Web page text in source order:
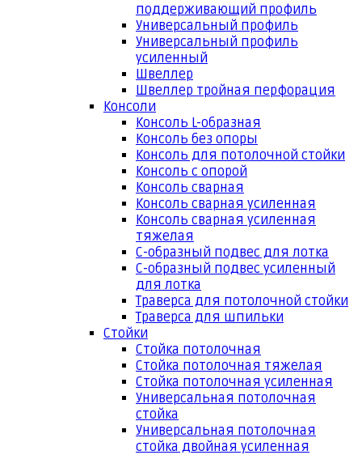
поддерживающий профиль
Универсальный профиль
Универсальный профиль
усиленный
Швеллер
Швеллер тройная перфорация
Консоли
Консоль L-образная
Консоль без опоры
Консоль для потолочной стойки
Консоль с опорой
Консоль сварная
Консоль сварная усиленная
Консоль сварная усиленная
тяжелая
С-образный подвес для лотка
С-образный подвес усиленный
для лотка
Траверса для потолочной стойки
Траверса для шпильки
Стойки
Стойка потолочная
Стойка потолочная тяжелая
Стойка потолочная усиленная
Универсальная потолочная
стойка
Универсальная потолочная
стойка двойная усиленная